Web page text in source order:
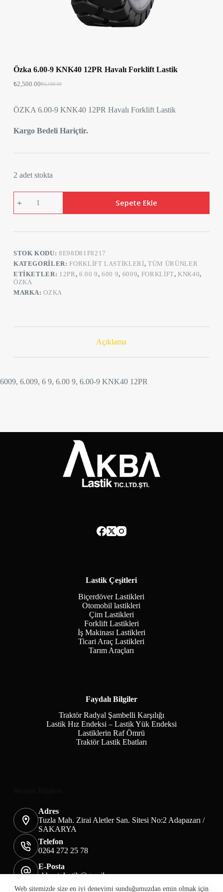
Web sitemizde size en iyi deneyimi sunduğumuzdan emin olmak için
Özka 6.00-9 KNK40 12PR Havalı Forklift Lastik
₺6,188.00
₺2,500.00
ÖZKA 6.00-9 KNK40 12PR Havalı Forklift Lastik
Kargo Bedeli Hariçtir.
2 adet stokta
6.00-
9
Lastik
adet
Sepete Ekle
STOK KODU:8E98D81F8217
KATEGORILER:FORKLIFT LASTIKLERI, TÜM ÜRÜNLER
ETIKETLER: 12PR, 6.00 9,600 9, 6009, FORKLIFT,KNK40,
ÖZKA
MARKA:OZKA
Açıklama
6009, 6.009, 6 9, 6.00 9, 6.00-9 KNK40 12PR
Lastik Çeşitleri
Biçerdöver Lastikleri
Otomobil lastikleri
Çim Lastikleri
Forklift Lastikleri
İş Makinası Lastikleri
Ticari Araç Lastikleri
Tarım Araçları
Faydalı Bilgiler
Traktör Radyal Şambelli Karşılığı
Lastik Hız Endeksi – Lastik Yük Endeksi
Lastiklerin Raf Ömrü
Traktör Lastik Ebatları
Adres
Tuzla Mah. Zirai Aletler San. Sitesi No:2 Adapazarı /
SAKARYA
Telefon
0264 272 25 78
E-Posta
akbaotolastik@gmail.com
Mesafeli Satış Sözleşmesi
Teslimat&İade